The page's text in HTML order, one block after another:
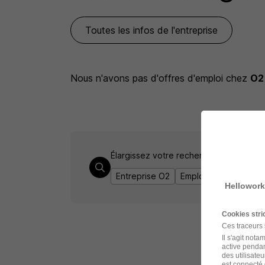
Toutes les infos de l'entreprise
Nous n'avons pas d'offres d'emploi chez O2
Élargissez votre recherche chez
Entreprise O2 Emploi La Bazoge
Cookies
Ces traceurs
Il s'agit
active
des